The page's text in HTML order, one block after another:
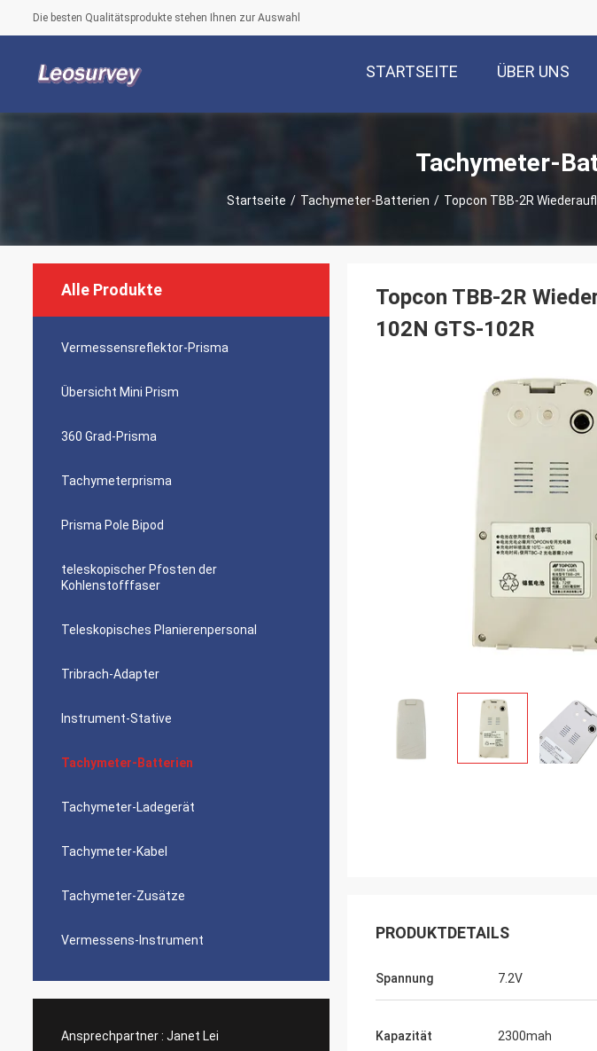
Die besten Qualitätsprodukte stehen Ihnen zur Auswahl
STARTSEITE ÜBER UNS
Tachymeter-
Startseite / Tachymeter-Batterien / Topcon TBB-2R
Alle Produkte
Vermessensreflektor-Prisma
Übersicht Mini Prism
360 Grad-Prisma
Tachymeterprisma
Prisma Pole Bipod
teleskopischer Pfosten der
Kohlenstofffaser
Teleskopisches Planierenpersonal
Tribrach-Adapter
Instrument-Stative
Tachymeter-Batterien
Tachymeter-Ladegerät
Tachymeter-Kabel
Tachymeter-Zusätze
Vermessens-Instrument
Ansprechpartner : Janet Lei
Topcon TBB-2R
102N GTS-102R
PRODUKTDETAILS
Spannung 7.2V
Kapazität 2300mah